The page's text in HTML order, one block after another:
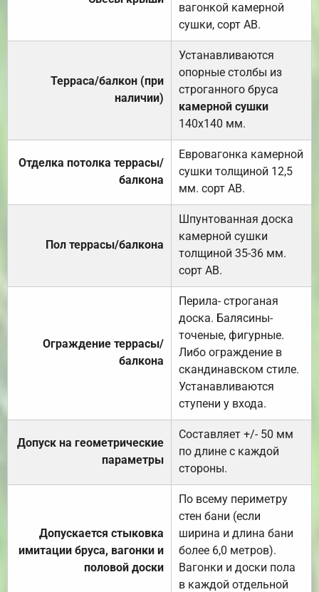
вагонкой камерной
сушки, сорт АВ.
Терраса/балкон (при
наличии)
Устанавливаются
опорные столбы из
строганного бруса
камерной сушки
140х140 мм.
Отделка потолка террасы/
балкона
Евровагонка камерной
сушки толщиной 12,5
мм. сорт АВ.
Пол террасы/балкона
Шпунтованная доска
камерной сушки
толщиной 35-36 мм.
сорт АВ.
Ограждение террасы/
балкона
Перила- строганая
доска. Балясины-
точеные, фигурные.
Либо ограждение в
скандинавском стиле.
Устанавливаются
ступени у входа.
Допуск на геометрические
параметры
Составляет +/- 50 мм
по длине с каждой
стороны.
Допускается стыковка
имитации бруса, вагонки и
половой доски
По всему периметру
стен бани (если
ширина и длина бани
более 6,0 метров).
Вагонки и доски пола
в каждой отдельной